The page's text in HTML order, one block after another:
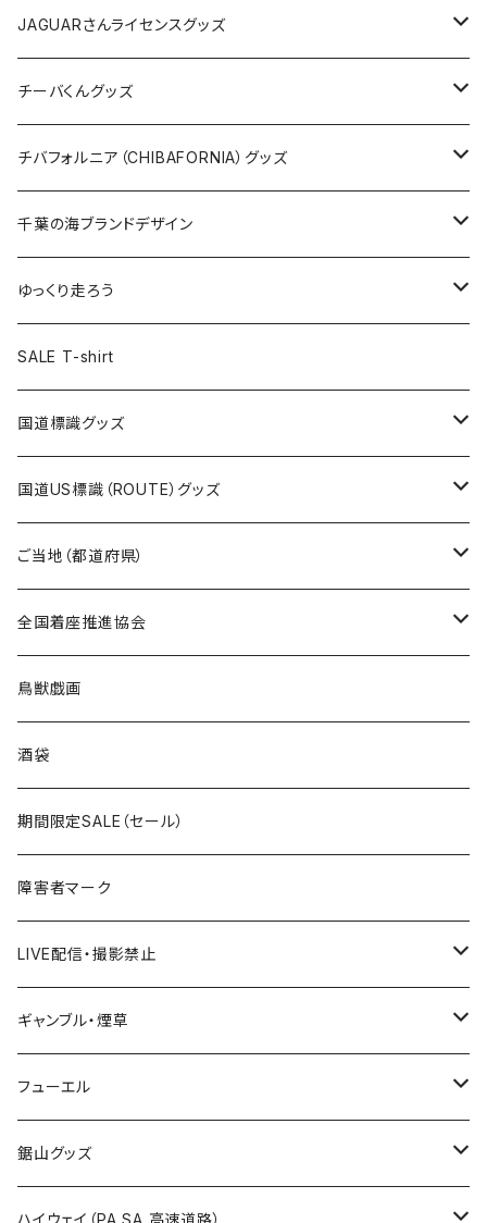
ホテルキーホルダー
ホテルキーホルダー
クリアファイル
Tシャツ
キャップ
トートバッグ
ランチバッグ
エコバッグ
バッグ
ステッカー
缶バッジ
キーホルダー
クリアファイル
キャップ
バッグ
ステッカー
缶バッジ
キーホルダー
クリアファイル
ステッカー
ステッカー
ステッカー大
缶バッジ
缶バッジ32mm
缶バッジ54mm
エコバッグ
JAGUARさんコラボグッズ
Tシャツ
ステッカー
サコッシュ
ホテルキーホルダー
モーテルキーホルダー
トートバッグ
JAGUARさんライセンスグッズ
Tシャツ
ステッカー
缶バッジ
クリアファイル
マスク
エコバッグ
千葉ロッテマリーンズコラボ
チーバくんグッズ
Tシャツ
キャップ
エコバッグ
ステッカー
モーテルキーホルダー
ホテルキーホルダー
トートバッグ
チバフォルニア（CHIBAFORNIA）グッズ
Tシャツ
キャップ
ステッカー
ホテルキーホルダー
千葉の海ブランドデザイン
Tシャツ
キャップ
ステッカー
ゆっくり走ろう
Tシャツ
ステッカー
ホテルキーホルダー
SALE T-shirt
国道標識グッズ
ステッカー
国道0～99号線
国道100～199号線
国道600～699号線
国道700～799号線
Tシャツ
キャップ
国道US標識（ROUTE）グッズ
ステッカー
ROUTE 0～99号線
ROUTE100～199号線
ROUTE600～699号線
ROUTE700～799号線
Tシャツ
ROUTE 0～99号線
ROUTE 100～199号線
ROUTE 600～699号線
ROUTE 700～799号線
キャップ
ROUTE 0～99号線
ROUTE 100～199号線
ROUTE 600～699号線
ROUTE 700～799号線
ご当地（都道府県）
北海道
青森県
岩手県
宮城県
秋田県
Tシャツ
ステッカー
山形県
福島県
茨城県
栃木県
群馬県
全国着座推進協会
ステッカー
鳥獣戯画
酒袋
期間限定SALE（セール）
障害者マーク
LIVE配信・撮影禁止
LIVE配信禁止
撮影禁止
ギャンブル・煙草
ホテルキーホルダー
たばこ・禁煙ステッカー
フューエル
ステッカー
鋸山グッズ
Tシャツ
ハイウェイ（PA SA 高速道路）